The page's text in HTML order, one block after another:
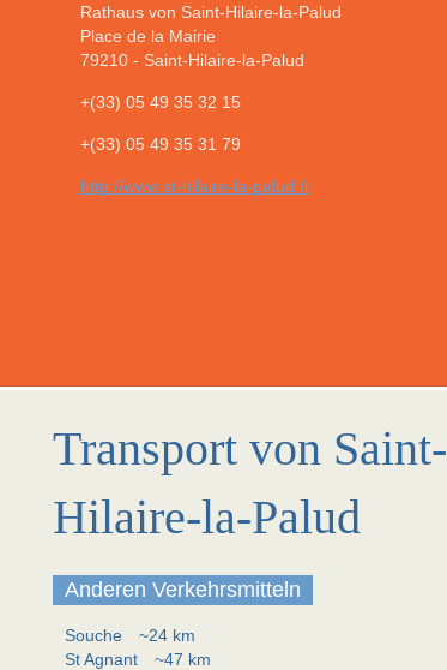
Rathaus von Saint-Hilaire-la-Palud
Place de la Mairie
79210- Saint-Hilaire-la-Palud
+(33) 05 49 35 32 15
+(33) 05 49 35 31 79
http://www.st-hilaire-la-palud.fr
Transport von Saint-
Hilaire-la-Palud
Anderen Verkehrsmitteln
Souche
~24 km
St Agnant
~47 km